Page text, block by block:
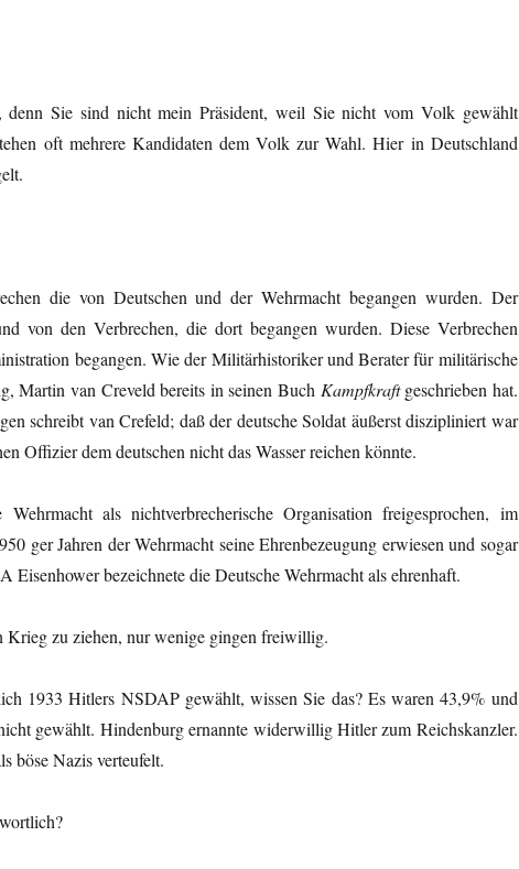
denn Sie sind nicht mein Präsident, weil Sie nicht vom Volk gewählt
oft mehrere Kandidaten dem Volk zur Wahl. Hier in Deutschland
die von Deutschen und der Wehrmacht begangen wurden. Der
von den Verbrechen, die dort begangen wurden. Diese Verbrechen
begangen. Wie der Militärhistoriker und Berater für militärische
Martin van Creveld bereits in seinen Buch Kampfkraftgeschrieben hat.
schreibt van Crefeld; daß der deutsche Soldat äußerst diszipliniert war
Offizier dem deutschen nicht das Wasser reichen könnte.
als nichtverbrecherische Organisation freigesprochen, im
ger Jahren der Wehrmacht seine Ehrenbezeugung erwiesen und sogar
Eisenhower bezeichnete die Deutsche Wehrmacht als ehrenhaft.
Krieg zu ziehen, nur wenige gingen freiwillig.
1933 Hitlers NSDAP gewählt, wissen Sie das? Es waren 43,9% und
gewählt. Hindenburg ernannte widerwillig Hitler zum Reichskanzler.
böse Nazis verteufelt.